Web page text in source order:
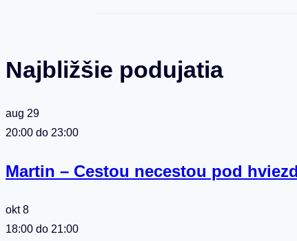
Najbližšie podujatia
aug 29
20:00 do 23:00
Martin – Cestou necestou pod
okt8
18:00 do 21:00